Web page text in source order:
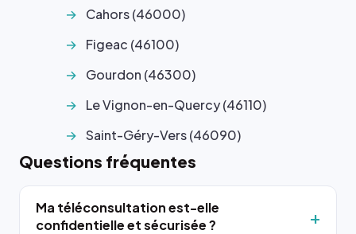
Cahors (46000)
Figeac (46100)
Gourdon (46300)
Le Vignon-en-Quercy (46110)
Saint-Géry-Vers (46090)
Questions fréquentes
Ma téléconsultation est-elle
confidentielle et sécurisée ?